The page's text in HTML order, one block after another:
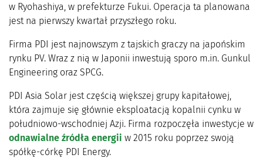
w Ryohashiya, w prefekturze Fukui. Operacja ta planowana
jest na pierwszy kwartał przyszłego roku.
Firma PDI jest najnowszym z tajskich graczy na japońskim
rynku PV. Wraz z nią w Japonii inwestują sporo m.in. Gunkul
Engineering oraz SPCG.
PDI Asia Solar jest częścią większej grupy kapitałowej,
która zajmuje się głównie eksploatacją kopalnii cynku w
południowo-wschodniej Azji. Firma rozpoczęła inwestycje w
odnawialne źródła energii w 2015 roku poprzez swoją
spółkę-córkę PDI Energy.